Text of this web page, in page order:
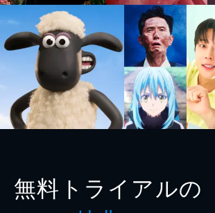
無料トライアルの